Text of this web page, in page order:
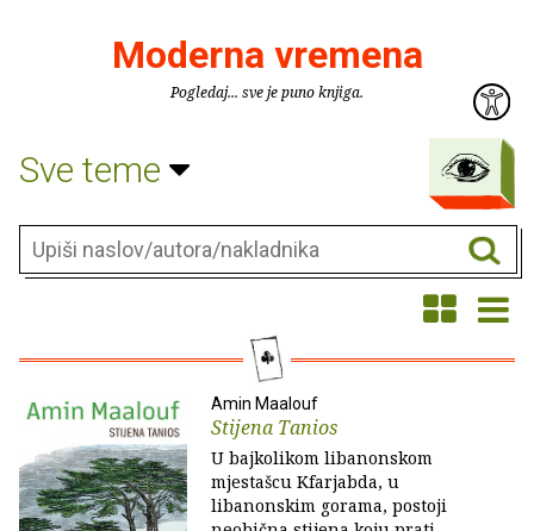
Moderna vremena
Pogledaj... sve je puno knjiga.
Sve teme
Amin Maalouf
Stijena Tanios
U bajkolikom libanonskom
mjestašcu Kfarjabda, u
libanonskim gorama, postoji